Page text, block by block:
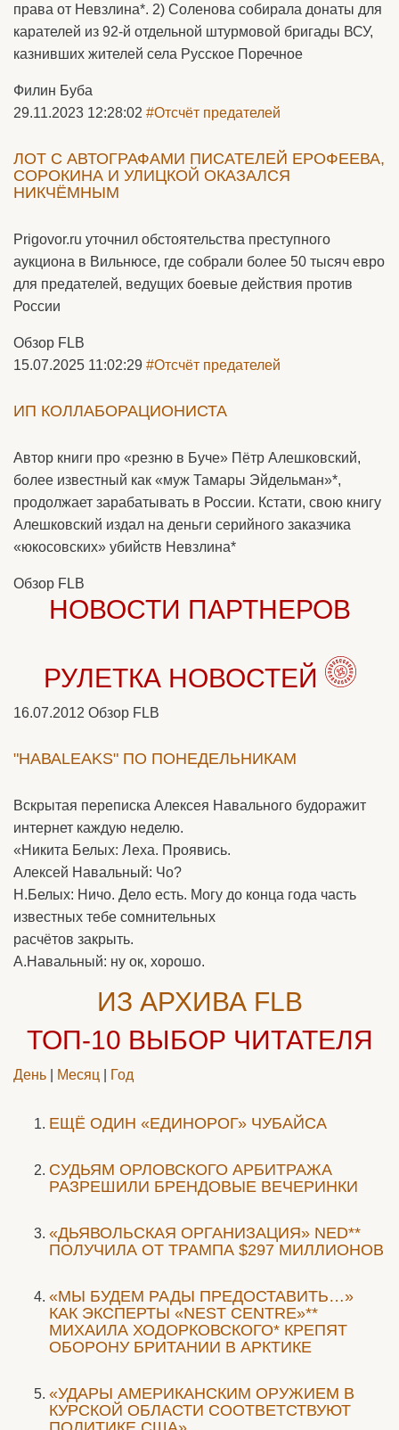
права от Невзлина*. 2) Соленова собирала донаты для
карателей из 92-й отдельной штурмовой бригады ВСУ,
казнивших жителей села Русское Поречное
Филин Буба
29.11.2023 12:28:02 #Отсчёт предателей
ЛОТ С АВТОГРАФАМИ ПИСАТЕЛЕЙ ЕРОФЕЕВА,
СОРОКИНА И УЛИЦКОЙ ОКАЗАЛСЯ
НИКЧЁМНЫМ
Prigovor.ru уточнил обстоятельства преступного
аукциона в Вильнюсе, где собрали более 50 тысяч евро
для предателей, ведущих боевые действия против
России
Обзор FLB
15.07.2025 11:02:29 #Отсчёт предателей
ИП КОЛЛАБОРАЦИОНИСТА
Автор книги про «резню в Буче» Пётр Алешковский,
более известный как «муж Тамары Эйдельман»*,
продолжает зарабатывать в России. Кстати, свою книгу
Алешковский издал на деньги серийного заказчика
«юкосовских» убийств Невзлина*
Обзор FLB
НОВОСТИ ПАРТНЕРОВ
РУЛЕТКА НОВОСТЕЙ
16.07.2012 Обзор FLB
"НАВАLEAKS" ПО ПОНЕДЕЛЬНИКАМ
Вскрытая переписка Алексея Навального будоражит
интернет каждую неделю.
«Никита Белых: Леха. Проявись.
Алексей Навальный: Чо?
Н.Белых: Ничо. Дело есть. Могу до конца года часть
известных тебе сомнительных
расчётов закрыть.
А.Навальный: ну ок, хорошо.
ИЗ АРХИВА FLB
ТОП-10 ВЫБОР ЧИТАТЕЛЯ
День Месяц Год
ЕЩЁ ОДИН «ЕДИНОРОГ» ЧУБАЙСА
CУДЬЯМ ОРЛОВСКОГО АРБИТРАЖА
РАЗРЕШИЛИ БРЕНДОВЫЕ ВЕЧЕРИНКИ
«ДЬЯВОЛЬСКАЯ ОРГАНИЗАЦИЯ» NED**
ПОЛУЧИЛА ОТ ТРАМПА $297 МИЛЛИОНОВ
«МЫ БУДЕМ РАДЫ ПРЕДОСТАВИТЬ…»
КАК ЭКСПЕРТЫ «NEST CENTRE»**
МИХАИЛА ХОДОРКОВСКОГО* КРЕПЯТ
ОБОРОНУ БРИТАНИИ В АРКТИКЕ
«УДАРЫ АМЕРИКАНСКИМ ОРУЖИЕМ В
КУРСКОЙ ОБЛАСТИ СООТВЕТСТВУЮТ